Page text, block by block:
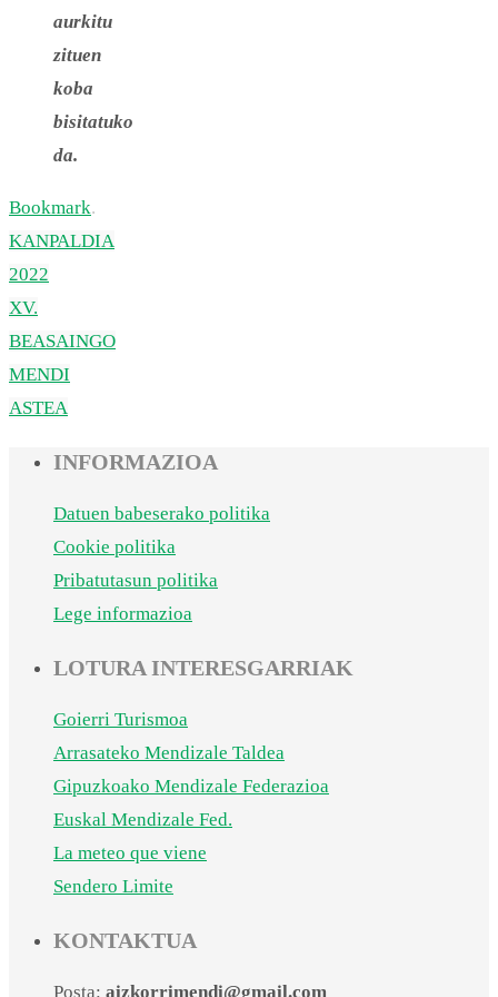
aurkitu
zituen
koba
bisitatuko
da.
Bookmark.
KANPALDIA
2022
XV.
BEASAINGO
MENDI
ASTEA
INFORMAZIOA
Datuen babeserako politika
Cookie politika
Pribatutasun politika
Lege informazioa
LOTURA INTERESGARRIAK
Goierri Turismoa
Arrasateko Mendizale Taldea
Gipuzkoako Mendizale Federazioa
Euskal Mendizale Fed.
La meteo que viene
Sendero Limite
KONTAKTUA
Posta: aizkorrimendi@gmail.com